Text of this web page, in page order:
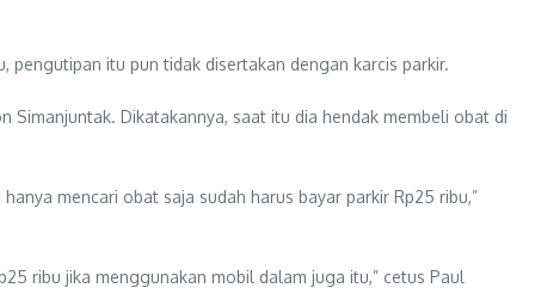
itu pun tidak disertakan dengan karcis parkir.
Simanjuntak. Dikatakannya, saat itu dia hendak membeli obat di
mencari obat saja sudah harus bayar parkir Rp25 ribu,”
ribu jika menggunakan mobil dalam juga itu,” cetus Paul